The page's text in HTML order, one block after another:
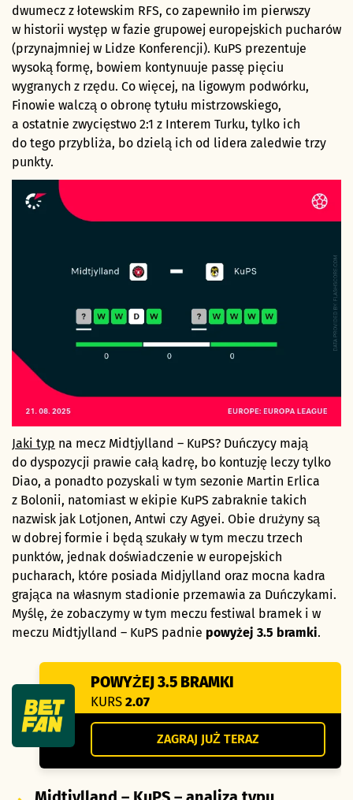
dwumecz z łotewskim RFS, co zapewniło im pierwszy
w historii występ w fazie grupowej europejskich pucharów
(przynajmniej w Lidze Konferencji). KuPS prezentuje
wysoką formę, bowiem kontynuuje passę pięciu
wygranych z rzędu. Co więcej, na ligowym podwórku,
Finowie walczą o obronę tytułu mistrzowskiego,
a ostatnie zwycięstwo 2:1 z Interem Turku, tylko ich
do tego przybliża, bo dzielą ich od lidera zaledwie trzy
punkty.
Jaki typ na mecz Midtjylland – KuPS? Duńczycy mają
do dyspozycji prawie całą kadrę, bo kontuzję leczy tylko
Diao, a ponadto pozyskali w tym sezonie Martin Erlica
z Bolonii, natomiast w ekipie KuPS zabraknie takich
nazwisk jak Lotjonen, Antwi czy Agyei. Obie drużyny są
w dobrej formie i będą szukały w tym meczu trzech
punktów, jednak doświadczenie w europejskich
pucharach, które posiada Midjylland oraz mocna kadra
grająca na własnym stadionie przemawia za Duńczykami.
Myślę, że zobaczymy w tym meczu festiwal bramek i w
meczu Midtjylland – KuPS padnie powyżej 3.5 bramki.
POWYŻEJ 3.5 BRAMKI
KURS 2.07
ZAGRAJ JUŻ TERAZ